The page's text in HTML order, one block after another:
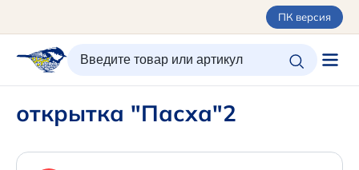
ПК версия
ИЗБРАННОЕ ВХОД/РЕГИСТРАЦИЯ КОРЗИНА
Орнаменты
открытка "Пасха"2